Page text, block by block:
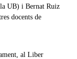
UB) i Bernat Ruiz
docents de
al Liber